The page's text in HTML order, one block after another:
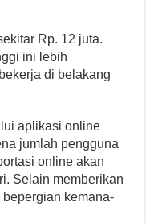
Rp. 12 juta.
ini lebih
di belakang
aplikasi online
jumlah pengguna
online akan
Selain memberikan
kemana-